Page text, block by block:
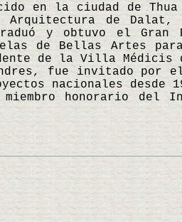
en la ciudad de
Arquitectura de
y obtuvo el Gran
de Bellas Artes
de la Villa Médicis
fue invitado por
nacionales
honorario del